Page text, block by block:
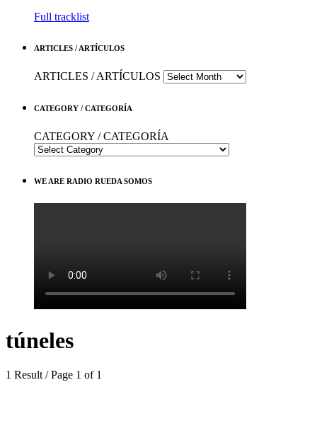
Full tracklist
ARTICLES / ARTÍCULOS
ARTICLES / ARTÍCULOS
CATEGORY / CATEGORÍA
CATEGORY / CATEGORÍA
WE ARE RADIO RUEDA SOMOS
túneles
1 Result / Page 1 of 1